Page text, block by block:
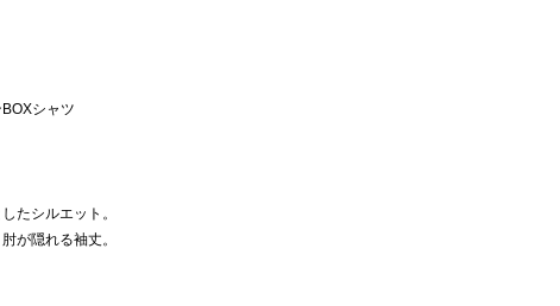
シャツ
たシルエット。
が隠れる袖丈。